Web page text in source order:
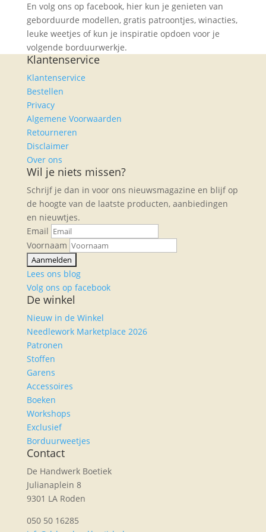
En volg ons op facebook, hier kun je genieten van
geborduurde modellen, gratis patroontjes, winacties,
leuke weetjes of kun je inspiratie opdoen voor je
volgende borduurwerkje.
Klantenservice
Klantenservice
Bestellen
Privacy
Algemene Voorwaarden
Retourneren
Disclaimer
Over ons
Wil je niets missen?
Schrijf je dan in voor ons nieuwsmagazine en blijf op
de hoogte van de laatste producten, aanbiedingen
en nieuwtjes.
Email
Voornaam
Lees ons blog
Volg ons op facebook
De winkel
Nieuw in de Winkel
Needlework Marketplace 2026
Patronen
Stoffen
Garens
Accessoires
Boeken
Workshops
Exclusief
Borduurweetjes
Contact
De Handwerk Boetiek
Julianaplein 8
9301 LA Roden
050 50 16285